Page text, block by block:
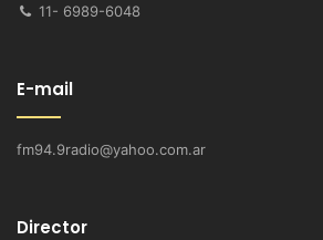
11- 6989-6048
E-mail
fm94.9radio@yahoo.com.ar
Director